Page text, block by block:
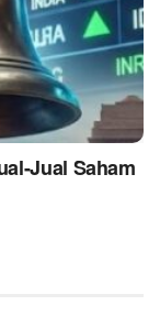
Jual Saham